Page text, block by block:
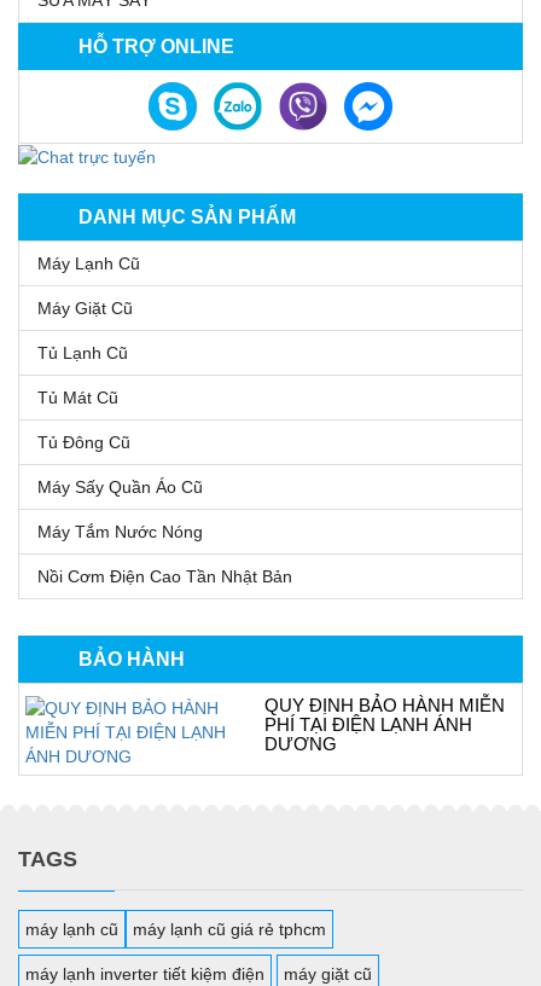
HỖ TRỢ ONLINE
DANH MỤC SẢN PHẨM
Máy Lạnh Cũ
Máy Giặt Cũ
Tủ Lạnh Cũ
Tủ Mát Cũ
Tủ Đông Cũ
Máy Sấy Quần Áo Cũ
Máy Tắm Nước Nóng
Nồi Cơm Điện Cao Tần Nhật Bản
BẢO HÀNH
QUY ĐỊNH BẢO HÀNH MIỄN
PHÍ TẠI ĐIỆN LẠNH ÁNH
DƯƠNG
TAGS
máy lạnh cũ máy lạnh cũ giá rẻ tphcm
máy lạnh inverter tiết kiệm điện máy giặt cũ